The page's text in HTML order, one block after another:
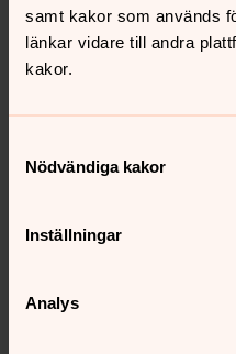
samt kakor som används
länkar vidare till andra
kakor.
Nödvändiga kakor
Inställningar
Analys
Begränsat antal platser:12
Sista
öppen från 22/8.
Gymnasiekonfirmationen
i Luleå.
Kontakt: